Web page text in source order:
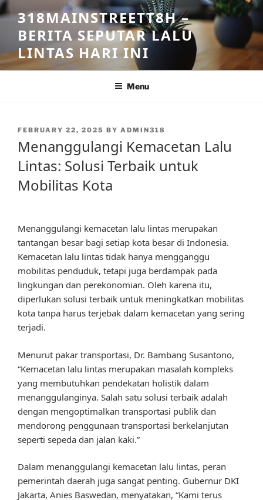
Skip
to
content
318MAINSTREETT8H –
BERITA SEPUTAR LALU
LINTAS HARI INI
Menu
POSTED
FEBRUARY 22, 2025 BY ADMIN318
Menanggulangi Kemacetan Lalu
Lintas: Solusi Terbaik untuk
Mobilitas Kota
Menanggulangi kemacetan lalu lintas merupakan
tantangan besar bagi setiap kota besar di Indonesia.
Kemacetan lalu lintas tidak hanya mengganggu
mobilitas penduduk, tetapi juga berdampak pada
lingkungan dan perekonomian. Oleh karena itu,
diperlukan solusi terbaik untuk meningkatkan mobilitas
kota tanpa harus terjebak dalam kemacetan yang sering
terjadi.
Menurut pakar transportasi, Dr. Bambang Susantono,
“Kemacetan lalu lintas merupakan masalah kompleks
yang membutuhkan pendekatan holistik dalam
menanggulanginya. Salah satu solusi terbaik adalah
dengan mengoptimalkan transportasi publik dan
mendorong penggunaan transportasi berkelanjutan
seperti sepeda dan jalan kaki.”
Dalam menanggulangi kemacetan lalu lintas, peran
pemerintah daerah juga sangat penting. Gubernur DKI
Jakarta, Anies Baswedan, menyatakan, “Kami terus